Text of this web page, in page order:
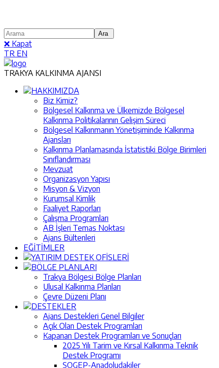
❌ Kapat
TR EN
TRAKYA KALKINMA AJANSI
HAKKIMIZDA
Biz Kimiz?
Bölgesel Kalkınma ve Ülkemizde Bölgesel
Kalkınma Politikalarının Gelişim Süreci
Bölgesel Kalkınmanın Yönetişiminde Kalkınma
Ajansları
Kalkınma Planlamasında İstatistiki Bölge Birimleri
Sınıflandırması
Mevzuat
Organizasyon Yapısı
Misyon & Vizyon
Kurumsal Kimlik
Faaliyet Raporları
Çalışma Programları
AB İşleri Temas Noktası
Ajans Bültenleri
EĞİTİMLER
YATIRIM DESTEK OFİSLERİ
BÖLGE PLANLARI
Trakya Bölgesi Bölge Planları
Ulusal Kalkınma Planları
Çevre Düzeni Planı
DESTEKLER
Ajans Destekleri Genel Bilgiler
Açık Olan Destek Programları
Kapanan Destek Programları ve Sonuçları
2025 Yılı Tarim ve Kırsal Kalkınma Teknik
Destek Programı
SOGEP-Anadoludakiler